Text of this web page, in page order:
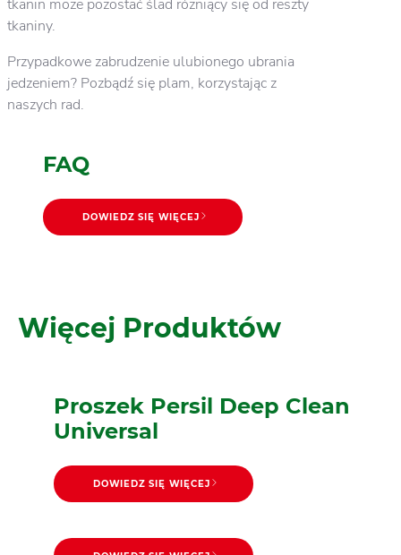
tkanin może pozostać ślad różniący się od reszty
tkaniny.
Przypadkowe zabrudzenie ulubionego ubrania
jedzeniem? Pozbądź się plam, korzystając z
naszych rad.
FAQ
DOWIEDZ SIĘ WIĘCEJ
Więcej Produktów
Proszek Persil Deep Clean
Universal
DOWIEDZ SIĘ WIĘCEJ